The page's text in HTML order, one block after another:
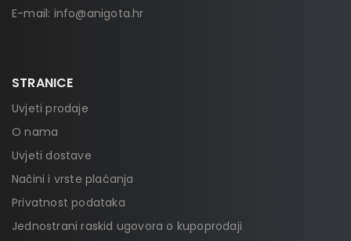
E-mail: info@anigota.hr
STRANICE
Uvjeti prodaje
O nama
Uvjeti dostave
Načini i vrste plaćanja
Privatnost podataka
Jednostrani raskid ugovora o kupoprodaji